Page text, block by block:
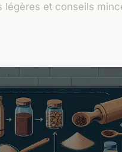
légères et conseils